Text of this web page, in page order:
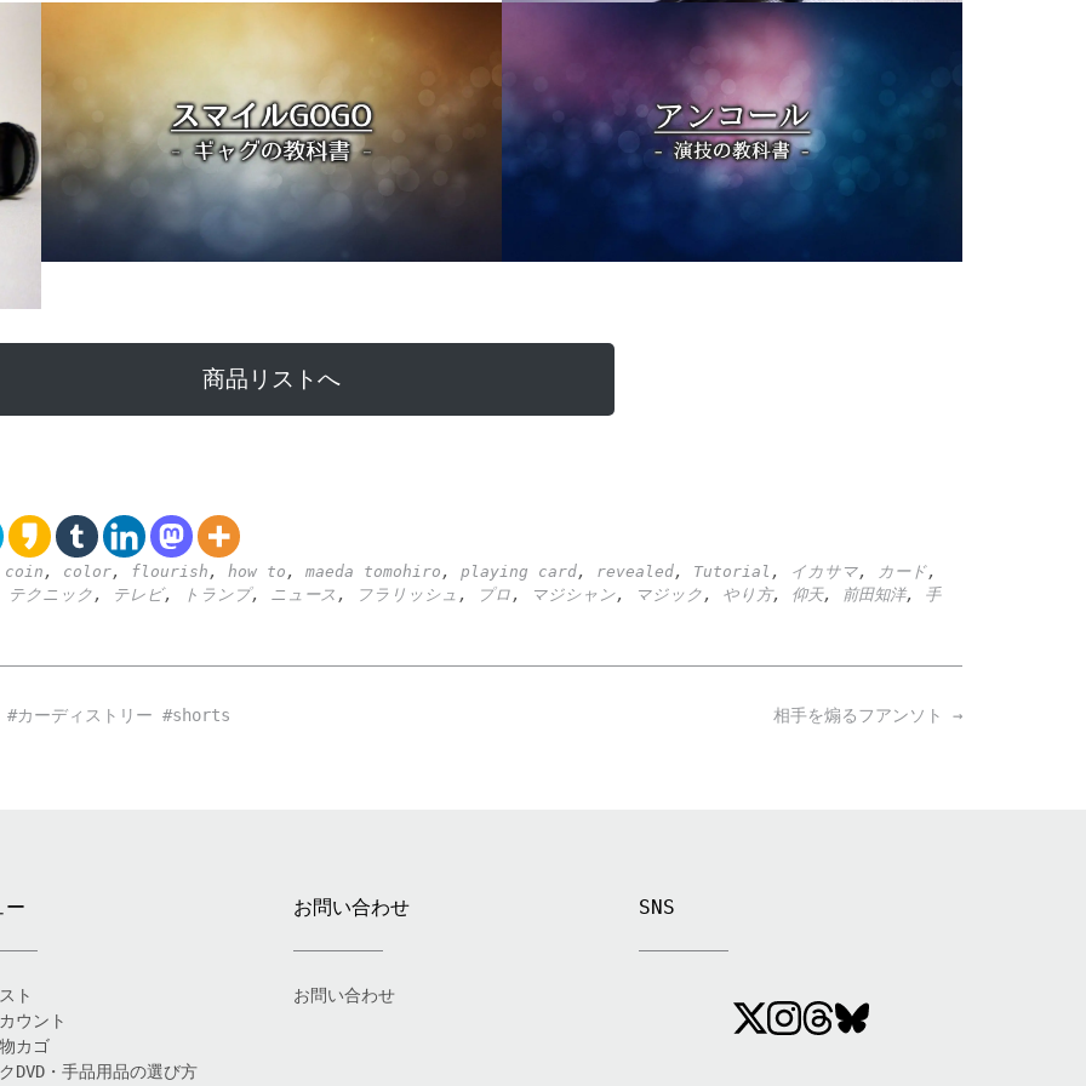
商品リストへ
coin , color, flourish , how to , maeda tomohiro , playing card, revealed, Tutorial , イカサマ, カード,
テクニック , テレビ, トランプ, ニュース , フラリッシュ , プロ , マジシャン, マジック , やり方, 仰天, 前田知洋, 手
相手を煽るフアンソト →
#カーディストリー #shorts
ー
ト
ウント
カゴ
DVD・手品用品の選び方
お問い合わせ
お問い合わせ
SNS